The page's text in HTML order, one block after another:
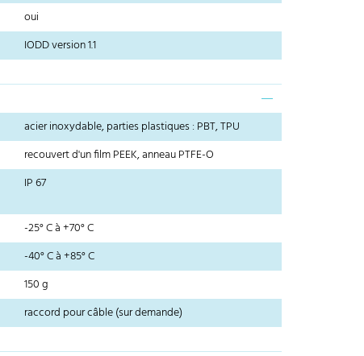
oui
IODD version 1.1
acier inoxydable, parties plastiques : PBT, TPU
recouvert d'un film PEEK, anneau PTFE-O
IP 67
-25° C à +70° C
-40° C à +85° C
150 g
raccord pour câble (sur demande)